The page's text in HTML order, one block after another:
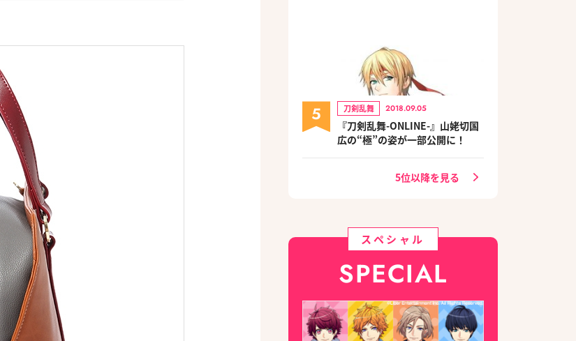
5 刀剣乱舞 2018.09.05
『刀剣乱舞-ONLINE-』山姥切国
広の“極”の姿が一部公開に！
5位以降を見る
スペシャル
SPECIAL